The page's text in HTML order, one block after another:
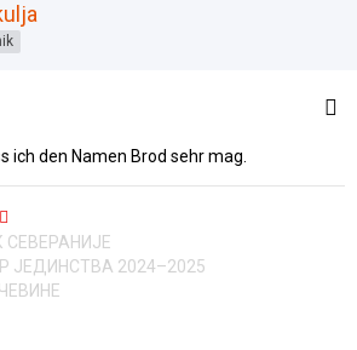
ich den Namen Brod sehr mag.
ЈЕДИНСТВА 2024–2025